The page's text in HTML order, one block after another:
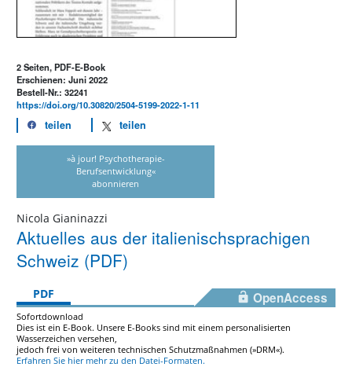
2 Seiten, PDF-E-Book
Erschienen: Juni 2022
Bestell-Nr.: 32241
https://doi.org/10.30820/2504-5199-2022-1-11
teilen teilen
»à jour! Psychotherapie-
Berufsentwicklung«
abonnieren
Nicola Gianinazzi
Aktuelles aus der italienischsprachigen
Schweiz (PDF)
PDF OpenAccess
Sofortdownload
Dies ist ein E-Book. Unsere E-Books sind mit einem personalisierten
Wasserzeichen versehen,
jedoch frei von weiteren technischen Schutzmaßnahmen (»DRM«).
Erfahren Sie hier mehr zu den Datei-Formaten.